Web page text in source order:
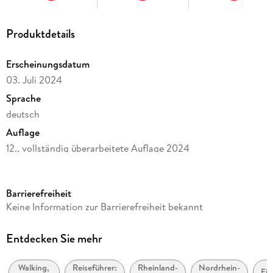
Produktdetails
Erscheinungsdatum
03. Juli 2024
Sprache
deutsch
Auflage
12., vollständig überarbeitete Auflage 2024
Reihe
Autor/Autorin
Verlag/Hersteller
Barrierefreiheit
Keine Information zur Barrierefreiheit bekannt
Entdecken Sie mehr
Walking,
Reiseführer:
Rheinland-
Nordrhein-